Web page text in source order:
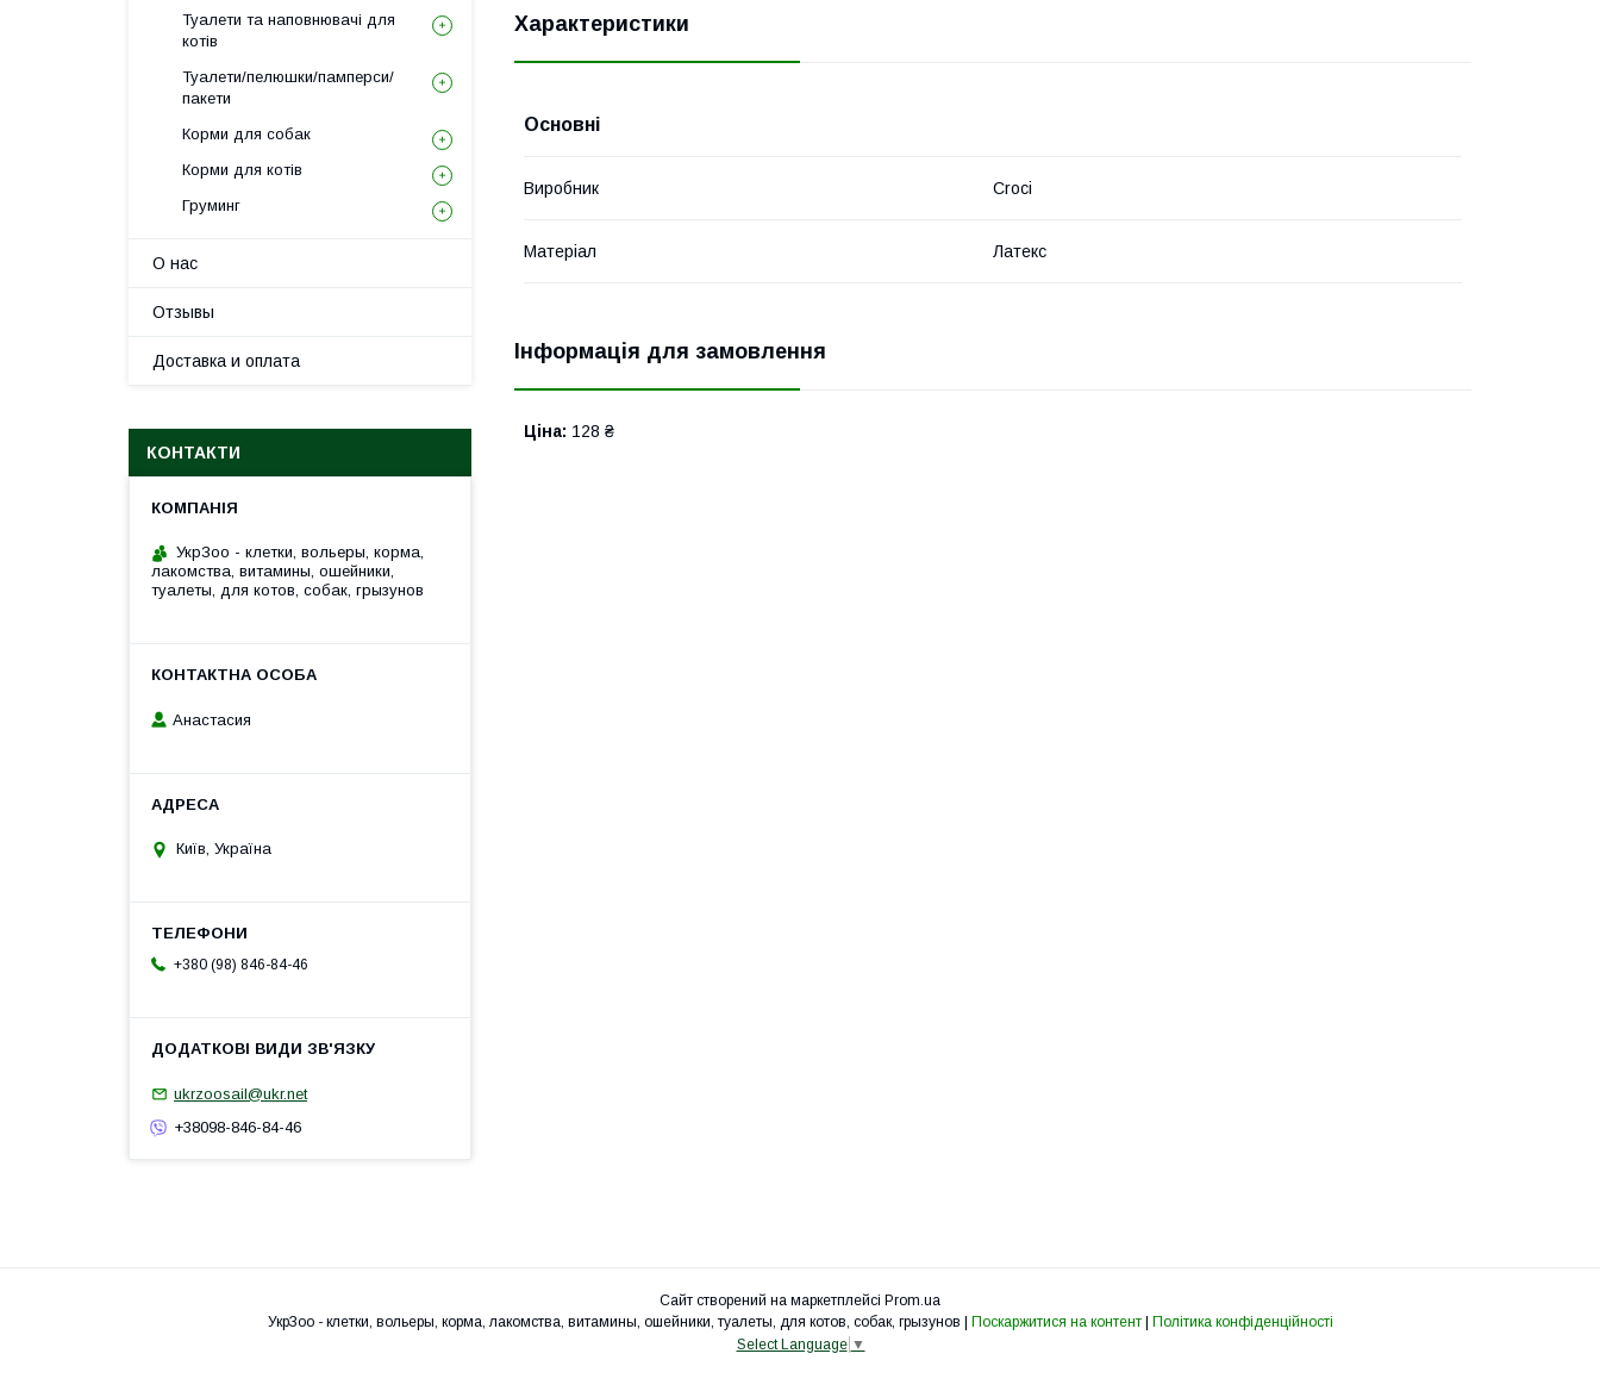
Характеристики
Основні
Виробник Croci
Матеріал Латекс
Інформація для замовлення
Ціна: 128 ₴
Туалети та наповнювачі для
котів
Туалети/пелюшки/памперси/
пакети
Корми для собак
Корми для котів
Груминг
О нас
Отзывы
Доставка и оплата
КОНТАКТИ
УкрЗоо - клетки, вольеры, корма,
лакомства, витамины, ошейники,
туалеты, для котов, собак, грызунов
Анастасия
Київ, Україна
+380 (98) 846-84-46
ukrzoosail@ukr.net
+38098-846-84-46
Сайт створений на маркетплейсі Prom.ua
Поскаржитися на контент
Політика конфіденційності
Select Language ▼